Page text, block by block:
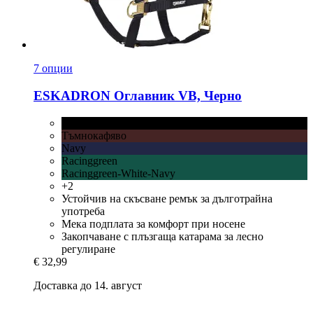
7 опции
ESKADRON Оглавник VB, Черно
Тъмнокафяво
Navy
Racinggreen
Racinggreen-White-Navy
+2
Устойчив на скъсване ремък за дълготрайна
употреба
Мека подплата за комфорт при носене
Закопчаване с плъзгаща катарама за лесно
регулиране
€ 32,99
Доставка до 14. август